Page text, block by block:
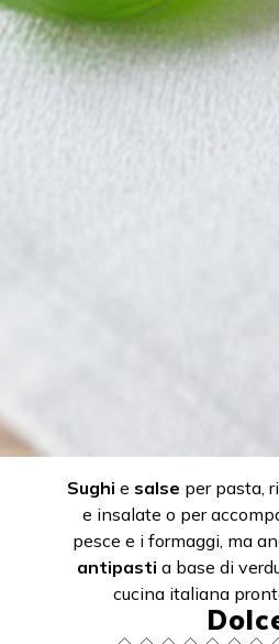
Sughi e salse per pasta,
e insalate o per
pesce e i formaggi, ma
antipasti a base di
cucina italiana